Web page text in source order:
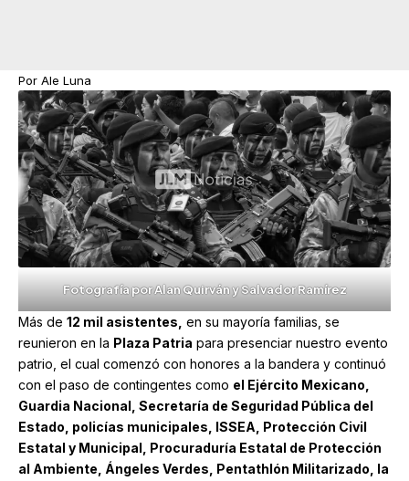
Por Ale Luna
Fotografía por Alan Quirván y Salvador Ramírez
Más de 12 mil asistentes, en su mayoría familias, se
reunieron en la Plaza Patria para presenciar nuestro evento
patrio, el cual comenzó con honores a la bandera y continuó
con el paso de contingentes como el Ejército Mexicano,
Guardia Nacional, Secretaría de Seguridad Pública del
Estado, policías municipales, ISSEA, Protección Civil
Estatal y Municipal, Procuraduría Estatal de Protección
al Ambiente, Ángeles Verdes, Pentathlón Militarizado, la